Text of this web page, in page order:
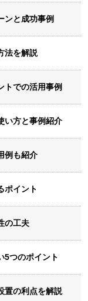
ンと成功事例
法を解説
トでの活用事例
い方と事例紹介
例も紹介
ポイント
の工夫
5つのポイント
置の利点を解説